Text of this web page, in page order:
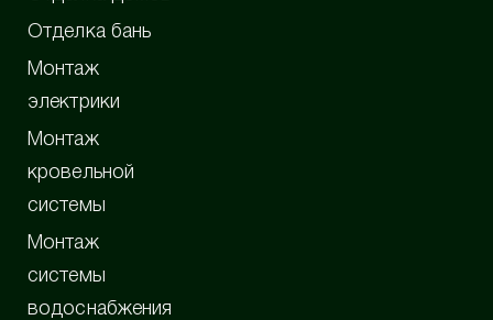
Отделка бань
Монтаж
электрики
Монтаж
кровельной
системы
Монтаж
системы
водоснабжения